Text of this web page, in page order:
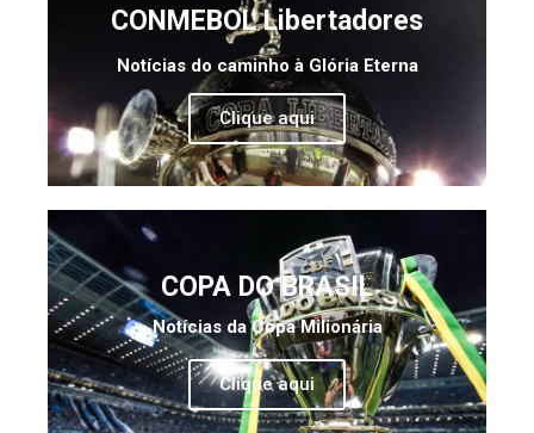
CONMEBOL Libertadores
Notícias do caminho à Glória Eterna
Clique aqui
COPA DO BRASIL
Notícias da Copa Milionária
Clique aqui